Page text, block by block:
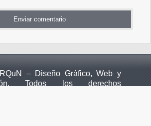
– Diseño Gráfico, Web y
Todos los derechos